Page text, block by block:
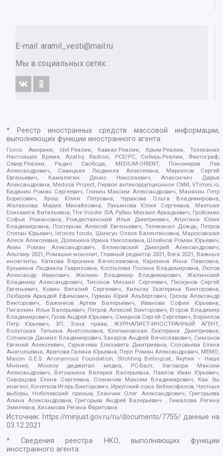
E-mail: aramil_vesti@mail.ru
Мы в социальных сетях:
* Реестр иностранных средств массовой информации,
выполняющих функции иностранного агента:
Голос Америки, Idel.Реалии, Кавказ.Реалии, Крым.Реалии, Телеканал
Настоящее Время, Azatliq Radiosi, PCE/PC, Сибирь.Реалии, Фактограф,
Север.Реалии, Радио Свобода, MEDIUM-ORIENT, Пономарев Лев
Александрович, Савицкая Людмила Алексеевна, Маркелов Сергей
Евгеньевич, Камалягин Денис Николаевич, Апахончич Дарья
Александровна, Medusa Project, Первое антикоррупционное СМИ, VTimes.io,
Баданин Роман Сергеевич, Гликин Максим Александрович, Маняхин Петр
Борисович, Ярош Юлия Петровна, Чуракова Ольга Владимировна,
Железнова Мария Михайловна, Лукьянова Юлия Сергеевна, Маетная
Елизавета Витальевна, The Insider SIA, Рубин Михаил Аркадьевич, Гройсман
Софья Романовна, Рождественский Илья Дмитриевич, Апухтина Юлия
Владимировна, Постернак Алексей Евгеньевич, Телеканал Дождь, Петров
Степан Юрьевич, Istories fonds, Шмагун Олеся Валентиновна, Мароховская
Алеся Алексеевна, Долинина Ирина Николаевна, Шлейнов Роман Юрьевич,
Анин Роман Александрович, Великовский Дмитрий Александрович,
Альтаир 2021, Ромашки монолит, Главный редактор 2021, Вега 2021, Важные
иноагенты, Каткова Вероника Вячеславовна, Карезина Инна Павловна,
Кузьмина Людмила Гавриловна, Костылева Полина Владимировна, Лютов
Александр Иванович, Жилкин Владимир Владимирович, Жилинский
Владимир Александрович, Тихонов Михаил Сергеевич, Пискунов Сергей
Евгеньевич, Ковин Виталий Сергеевич, Кильтау Екатерина Викторовна,
Любарев Аркадий Ефимович, Гурман Юрий Альбертович, Грезев Александр
Викторович, Важенков Артем Валерьевич, Иванова София Юрьевна,
Пигалкин Илья Валерьевич, Петров Алексей Викторович, Егоров Владимир
Владимирович, Гусев Андрей Юрьевич, Смирнов Сергей Сергеевич, Верзилов
Петр Юрьевич, ЗП, Зона права, ЖУРНАЛИСТ-ИНОСТРАННЫЙ АГЕНТ,
Вольтская Татьяна Анатольевна, Клепиковская Екатерина Дмитриевна,
Сотников Даниил Владимирович, Захаров Андрей Вячеславович, Симонов
Евгений Алексеевич, Сурначева Елизавета Дмитриевна, Соловьева Елена
Анатольевна, Арапова Галина Юрьевна, Перл Роман Александрович, МЕМО,
Mason G.E.S. Anonymous Foundation, Stichting Bellingcat, Якутия – Наше
Мнение, Москоу диджитал медиа, РС-Балт, Заговора Максим
Александрович, Ветошкина Валерия Валерьевна, Павлов Иван Юрьевич,
Скворцова Елена Сергеевна, Оленичев Максим Владимирович, Как бы
инагент, Кочетков Игорь Викторович, Иркутский союз библиофилов, Честные
выборы, Нобелевский призыв, Еланчик Олег Александрович, Григорьева
Алина Александровна, Григорьев Андрей Валерьевич , Гималова Регина
Эмилевна, Хисамова Регина Фаритовна
Источник: https://minjust.gov.ru/ru/documents/7755/ данные на
03.12.2021
* Сведения реестра НКО, выполняющих функции
иностранного агента: